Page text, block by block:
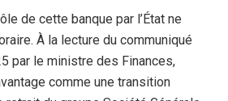
de cette banque par l’État ne
À la lecture du communiqué
par le ministre des Finances,
comme une transition